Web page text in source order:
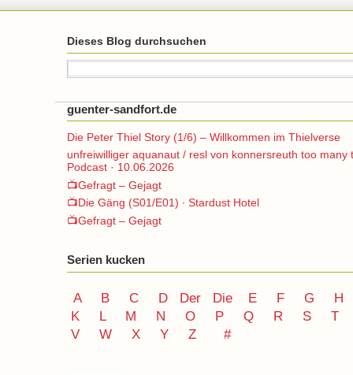
Dieses Blog durchsuchen
guenter-sandfort.de
Die Peter Thiel Story (1/6) – Willkommen im Thielverse
unfreiwilliger aquanaut / resl von konnersreuth too many
Podcast · 10.06.2026
📺Gefragt – Gejagt
📺Die Gäng (S01/E01) ∙ Stardust Hotel
📺Gefragt – Gejagt
Serien kucken
A B C D Der Die E F G
H
K
L M N O P Q R S
T
V
W X Y Z #